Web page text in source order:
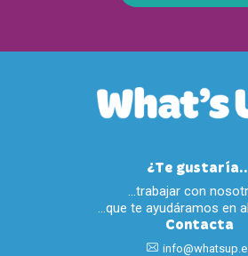
¿Te
…trabajar con
…que te ayudáramos en
Contacta